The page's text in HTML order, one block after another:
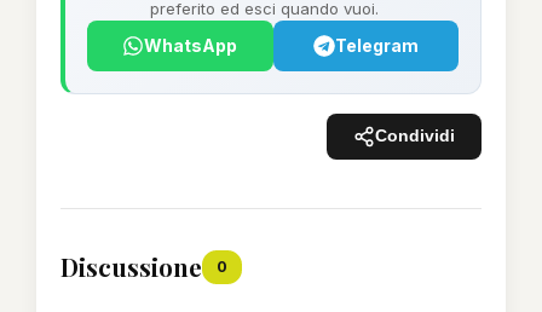
preferito ed esci quando vuoi.
WhatsApp Telegram
Condividi
Discussione 0